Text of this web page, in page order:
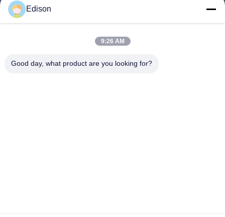
edisonzhan666@163.com
Edison
9:26 AM
Good day, what product are you looking for?